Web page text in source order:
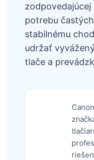
potrebu
stabilnému
udržať
tlače a